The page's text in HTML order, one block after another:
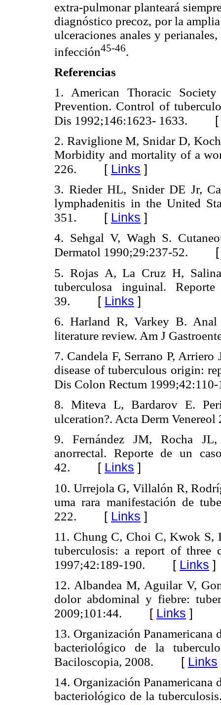
extra-pulmonar planteará
diagnóstico precoz, por la
ulceraciones anales y
infección45-46.
Referencias
1. American Thoracic
Prevention. Control of
Dis 1992;146:1623- 1633.
2. Raviglione M, Snidar D,
Morbidity and mortality of a
226. [ Links ]
3. Rieder HL, Snider DE Jr,
lymphadenitis in the United
351. [ Links ]
4. Sehgal V, Wagh S.
Dermatol 1990;29:237-52.
5. Rojas A, La Cruz H,
tuberculosa inguinal.
39. [ Links ]
6. Harland R, Varkey B. Anal
literature review. Am J
7. Candela F, Serrano P,
disease of tuberculous origin:
Dis Colon Rectum 1999;42:110-
8. Miteva L, Bardarov E.
ulceration?. Acta Derm
9. Fernández JM, Rocha
anorrectal. Reporte de un
42. [ Links ]
10. Urrejola G, Villalón R,
uma rara manifestación de
222. [ Links ]
11. Chung C, Choi C, Kwok S,
tuberculosis: a report of
1997;42:189-190. [ Links ]
12. Albandea M, Aguilar V,
dolor abdominal y fiebre:
2009;101:44. [ Links ]
13. Organización
bacteriológico de la
Baciloscopia, 2008. [ Links
14. Organización
bacteriológico de la